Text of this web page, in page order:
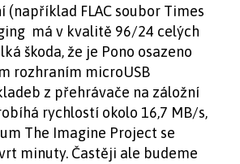
(například FLAC soubor Times
má v kvalitě 96/24 celých
škoda, že je Pono osazeno
rozhraním microUSB
z přehrávače na záložní
rychlostí okolo 16,7 MB/s,
The Imagine Project se
minuty. Častěji ale budeme